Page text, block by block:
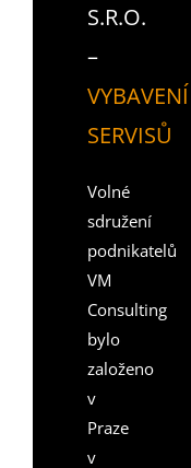
S.R.O.
–
VYBAVENÍ
SERVISŮ
Volné
sdružení
podnikatelů
VM
Consulting
bylo
založeno
v
Praze
v